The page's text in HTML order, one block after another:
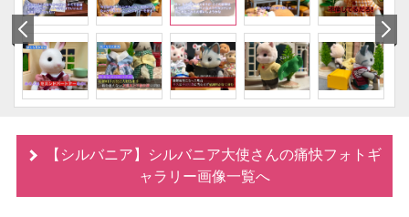
【シルバニア】シルバニア大使さんの痛快フォトギ
ャラリー画像一覧へ